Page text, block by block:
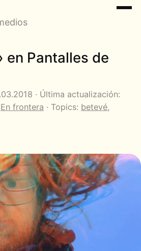
en Pantalles de
· Última actualización:
En frontera · Topics: betevé,